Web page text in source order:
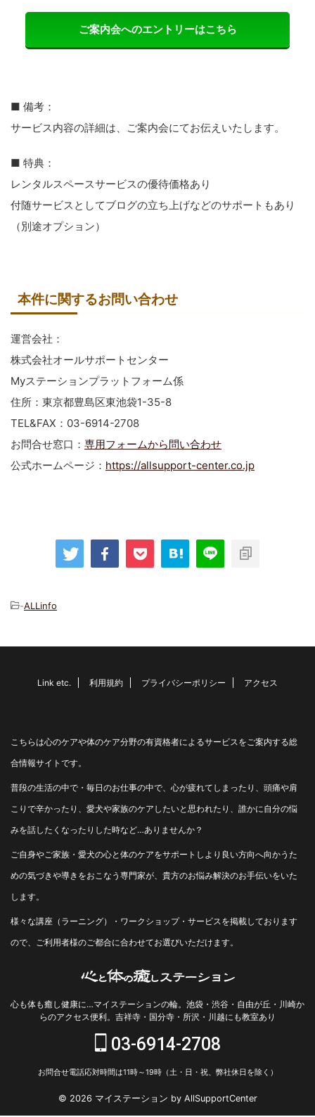
ご案内会へのエントリーはこちら
■ 備考：
サービス内容の詳細は、ご案内会にてお伝えいたします。
■ 特典：
レンタルスペースサービスの優待価格あり
付随サービスとしてブログの立ち上げなどのサポートもあり
（別途オプション）
本件に関するお問い合わせ
運営会社：
株式会社オールサポートセンター
Myステーションプラットフォーム係
住所：東京都豊島区東池袋1-35-8
TEL&FAX：03-6914-2708
お問合せ窓口： 専用フォームから問い合わせ
公式ホームページ： https://allsupport-center.co.jp
-ALLinfo
Link etc. 利用規約 プライバシーポリシー アクセス
こちらは心のケアや体のケア分野の有資格者によるサービスをご案内する総
合情報サイトです。
普段の生活の中で・毎日のお仕事の中で、心が疲れてしまったり、頭痛や肩
こりで辛かったり、愛犬や家族のケアしたいと思われたり、誰かに自分の悩
みを話したくなったりした時など…ありませんか？
ご自身やご家族・愛犬の心と体のケアをサポートしより良い方向へ向かうた
めの気づきや導きをおこなう専門家が、貴方のお悩み解決のお手伝いをいた
します。
様々な講座（ラーニング）・ワークショップ・サービスを掲載しております
ので、ご利用者様のご都合に合わせてお選びいただけます。
心も体も癒し健康に…マイステーションの輪。池袋・渋谷・自由が丘・川崎か
らのアクセス便利。吉祥寺・国分寺・所沢・川越にも教室あり
03-6914-2708
お問合せ電話応対時間は11時～19時（土・日・祝、弊社休日を除く）
© 2026 マイステーション by AllSupportCenter